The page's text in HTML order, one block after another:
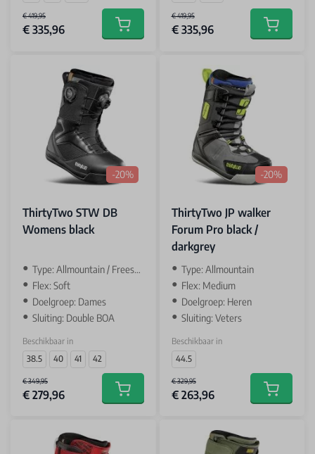
€ 419,95
€ 335,96 Add to cart
€ 419,95
€ 335,96 Add to
-20%
ThirtyTwo STW DB
Womens black
Type: Allmountain / Freestyle
Flex: Soft
Doelgroep: Dames
Sluiting: Double BOA
Beschikbaar in
38.5
40 41 42
€ 349,95
€ 279,96 Add to cart
-20%
ThirtyTwo JP walker
Forum Pro black /
darkgrey
Type: Allmountain
Flex: Medium
Doelgroep: Heren
Sluiting: Veters
Beschikbaar in
44.5
€ 329,95
€ 263,96 Add to